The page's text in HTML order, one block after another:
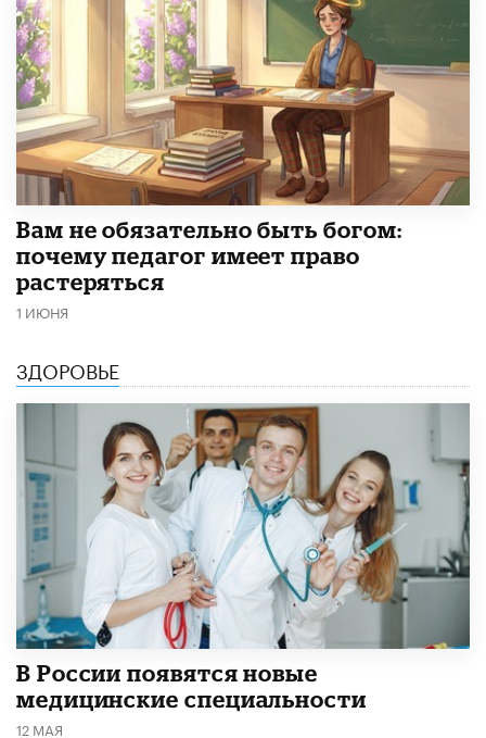
​Вам не обязательно быть богом:
почему педагог имеет право
растеряться
1 ИЮНЯ
ЗДОРОВЬЕ
В России появятся новые
медицинские специальности
12 МАЯ